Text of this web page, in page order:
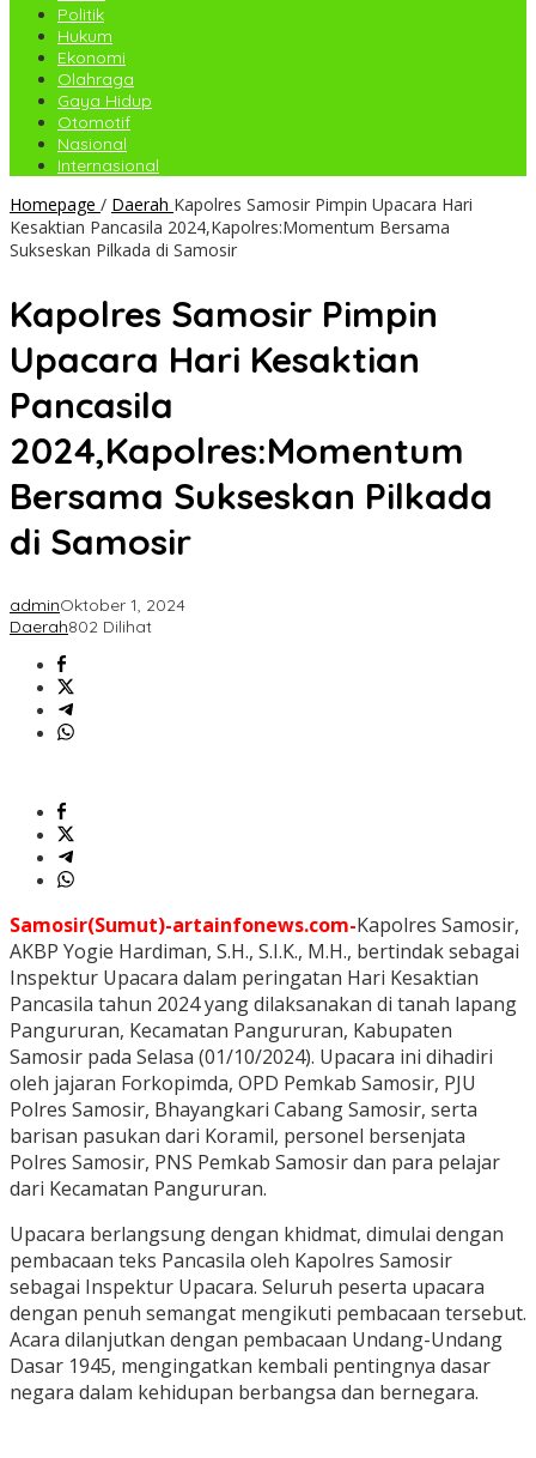
Politik
Hukum
Ekonomi
Olahraga
Gaya Hidup
Otomotif
Nasional
Internasional
Homepage / Daerah Kapolres Samosir Pimpin Upacara Hari
Kesaktian Pancasila 2024,Kapolres:Momentum Bersama
Sukseskan Pilkada di Samosir
Kapolres Samosir Pimpin
Upacara Hari Kesaktian
Pancasila
2024,Kapolres:Momentum
Bersama Sukseskan Pilkada
di Samosir
adminOktober 1, 2024
Daerah802 Dilihat
Samosir(Sumut)-artainfonews.com-Kapolres Samosir,
AKBP Yogie Hardiman, S.H., S.I.K., M.H., bertindak sebagai
Inspektur Upacara dalam peringatan Hari Kesaktian
Pancasila tahun 2024 yang dilaksanakan di tanah lapang
Pangururan, Kecamatan Pangururan, Kabupaten
Samosir pada Selasa (01/10/2024). Upacara ini dihadiri
oleh jajaran Forkopimda, OPD Pemkab Samosir, PJU
Polres Samosir, Bhayangkari Cabang Samosir, serta
barisan pasukan dari Koramil, personel bersenjata
Polres Samosir, PNS Pemkab Samosir dan para pelajar
dari Kecamatan Pangururan.
Upacara berlangsung dengan khidmat, dimulai dengan
pembacaan teks Pancasila oleh Kapolres Samosir
sebagai Inspektur Upacara. Seluruh peserta upacara
dengan penuh semangat mengikuti pembacaan tersebut.
Acara dilanjutkan dengan pembacaan Undang-Undang
Dasar 1945, mengingatkan kembali pentingnya dasar
negara dalam kehidupan berbangsa dan bernegara.